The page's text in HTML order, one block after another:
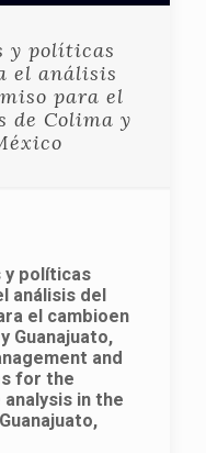
y políticas
el análisis
para el
de Colima y
y políticas
análisis del
el cambioen
Guanajuato,
and
for the
in the